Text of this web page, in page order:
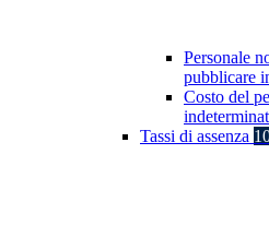
Personale
pubblicare
Costo del
Tassi di assenza